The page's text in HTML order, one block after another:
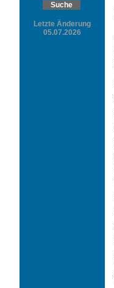
Letzte Änderung
05.07.2026